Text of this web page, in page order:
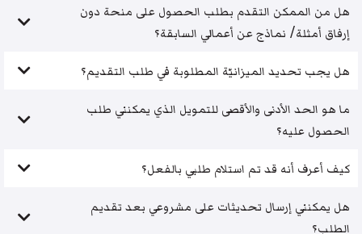
هل من الممكن التقدم بطلب الحصول على منحة دون
إرفاق أمثلة/ نماذج عن أعمالي السابقة؟
هل يجب تحديد الميزانيّة المطلوبة في طلب التقديم؟
ما هو الحد الأدنى والأقصى للتمويل الذي يمكنني طلب
الحصول عليه؟
كيف أعرف أنه قد تم استلام طلبي بالفعل؟
هل يمكنني إرسال تحديثات على مشروعي بعد تقديم
الطلب؟